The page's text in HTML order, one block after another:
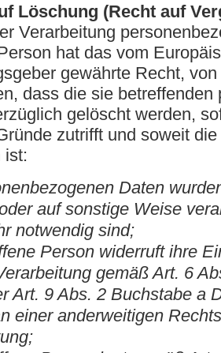
Löschung (Recht auf
Verarbeitung
hat das vom
gewährte Recht,
dass die sie betreffenden
gelöscht werden,
zutrifft und soweit
ist:
Daten
auf sonstige Weise
notwendig sind;
Person widerruft ihre
gemäß Art. 6
Art. 9 Abs. 2 Buchstabe a
einer anderweitigen